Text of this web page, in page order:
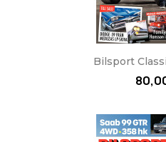
Bilsport